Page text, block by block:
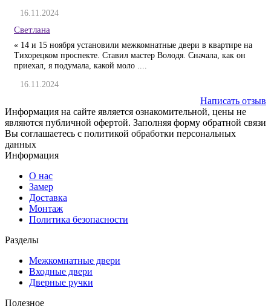
16.11.2024
Светлана
« 14 и 15 ноября установили межкомнатные двери в квартире на
Тихорецком проспекте. Ставил мастер Володя. Сначала, как он
приехал, я подумала, какой моло ....
16.11.2024
Написать отзыв
Информация на сайте является ознакомительной, цены не
являются публичной офертой. Заполняя форму обратной связи
Вы соглашаетесь с политикой обработки персональных
данных
Информация
О нас
Замер
Доставка
Монтаж
Политика безопасности
Разделы
Межкомнатные двери
Входные двери
Дверные ручки
Полезное